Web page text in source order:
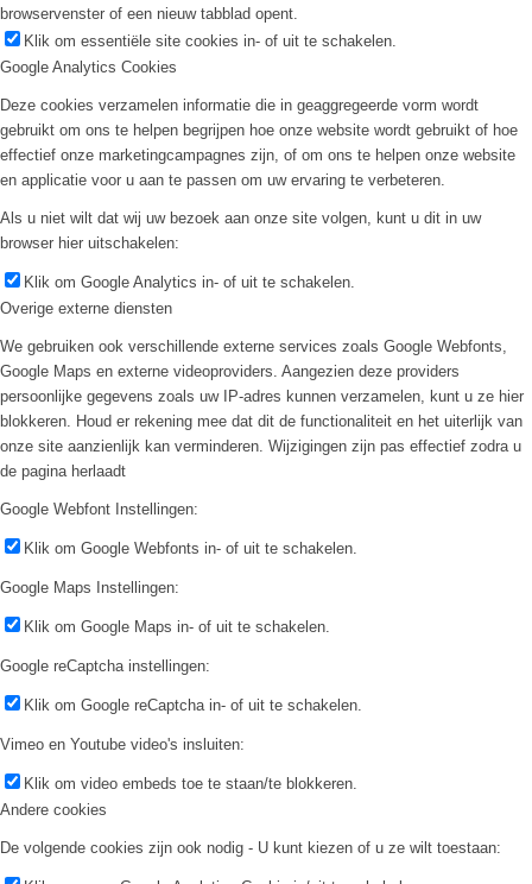
browservenster of een nieuw tabblad opent.
Klik om essentiële site cookies in- of uit te schakelen.
Google Analytics Cookies
Deze cookies verzamelen informatie die in geaggregeerde vorm wordt
gebruikt om ons te helpen begrijpen hoe onze website wordt gebruikt of hoe
effectief onze marketingcampagnes zijn, of om ons te helpen onze website
en applicatie voor u aan te passen om uw ervaring te verbeteren.
Als u niet wilt dat wij uw bezoek aan onze site volgen, kunt u dit in uw
browser hier uitschakelen:
Klik om Google Analytics in- of uit te schakelen.
Overige externe diensten
We gebruiken ook verschillende externe services zoals Google Webfonts,
Google Maps en externe videoproviders. Aangezien deze providers
persoonlijke gegevens zoals uw IP-adres kunnen verzamelen, kunt u ze hier
blokkeren. Houd er rekening mee dat dit de functionaliteit en het uiterlijk van
onze site aanzienlijk kan verminderen. Wijzigingen zijn pas effectief zodra u
de pagina herlaadt
Google Webfont Instellingen:
Klik om Google Webfonts in- of uit te schakelen.
Google Maps Instellingen:
Klik om Google Maps in- of uit te schakelen.
Google reCaptcha instellingen:
Klik om Google reCaptcha in- of uit te schakelen.
Vimeo en Youtube video's insluiten:
Klik om video embeds toe te staan/te blokkeren.
Andere cookies
De volgende cookies zijn ook nodig - U kunt kiezen of u ze wilt toestaan: